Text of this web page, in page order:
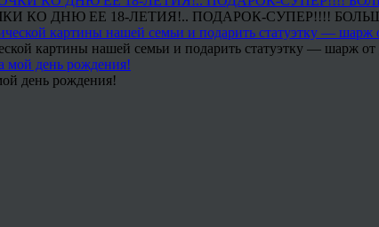
КО ДНЮ ЕЕ 18-ЛЕТИЯ!.. ПОДАРОК-СУПЕР!!!!
картины нашей семьи и подарить статуэтку — шарж
день рождения!